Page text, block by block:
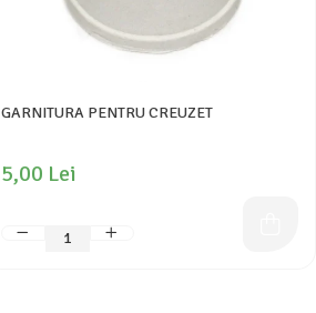
GARNITURA PENTRU CREUZET
5,00 Lei